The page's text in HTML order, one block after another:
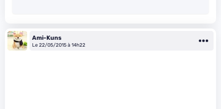
Ami-Kuns
Le 22/05/2015 à 14h22